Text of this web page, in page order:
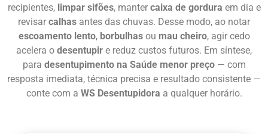
recipientes, limpar sifões, manter caixa de gordura em dia e
revisar calhas antes das chuvas. Desse modo, ao notar
escoamento lento, borbulhasou mau cheiro, agir cedo
acelera o desentupir e reduz custos futuros. Em síntese,
para desentupimento na Saúde menor preço— com
resposta imediata, técnica precisa e resultado consistente —
conte com a WS Desentupidora a qualquer horário.